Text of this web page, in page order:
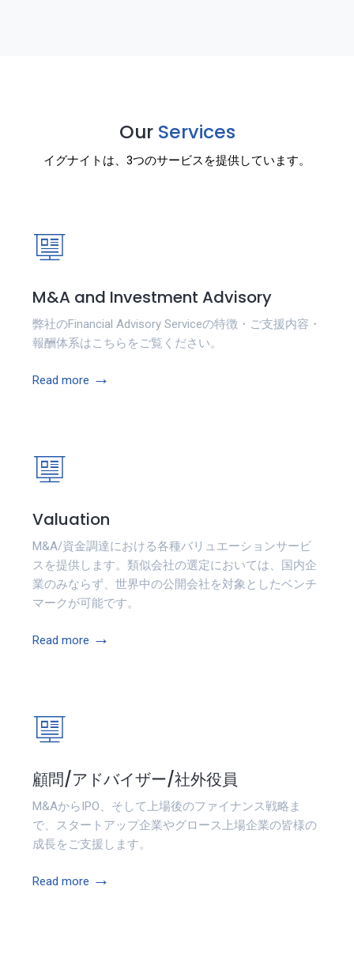
Our Services
イグナイトは、3つのサービスを提供しています。
M&A and Investment Advisory
弊社のFinancial Advisory Serviceの特徴・ご支援内容・
報酬体系はこちらをご覧ください。
Read more →
Valuation
M&A/資金調達における各種バリュエーションサービ
スを提供します。類似会社の選定においては、国内企
業のみならず、世界中の公開会社を対象としたベンチ
マークが可能です。
Read more →
顧問/アドバイザー/社外役員
M&AからIPO、そして上場後のファイナンス戦略ま
で、スタートアップ企業やグロース上場企業の皆様の
成長をご支援します。
Read more →